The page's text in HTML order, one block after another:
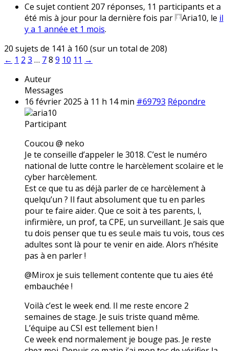
Ce sujet contient 207 réponses, 11 participants et a
été mis à jour pour la dernière fois par
Aria10, le il
y a 1 année et 1 mois.
20 sujets de 141 à 160 (sur un total de 208)
← 1 2 3 … 78 9 10 11 →
Auteur
Messages
16 février 2025 à 11 h 14 min #69793 Répondre
aria10
Participant
Coucou @ neko
Je te conseille d’appeler le 3018. C’est le numéro
national de lutte contre le harcèlement scolaire et le
cyber harcèlement.
Est ce que tu as déjà parler de ce harcèlement à
quelqu’un ? Il faut absolument que tu en parles
pour te faire aider. Que ce soit à tes parents, l,
infirmière, un prof, ta CPE, un surveillant. Je sais que
tu dois penser que tu es seul.e mais tu vois, tous ces
adultes sont là pour te venir en aide. Alors n’hésite
pas à en parler !
@Mirox je suis tellement contente que tu aies été
embauchée !
Voilà c’est le week end. Il me reste encore 2
semaines de stage. Je suis triste quand même.
L’équipe au CSI est tellement bien !
Ce week end normalement je bouge pas. Je reste